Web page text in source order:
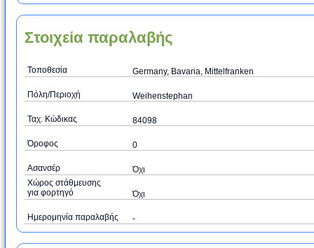
Στοιχεία παραλαβής
Τοποθεσία Germany, Bavaria, Mittelfranken
Πόλη/Περιοχή Weihenstephan
Ταχ. Κώδικας 84098
Όροφος 0
Ασανσέρ
Όχι
Χώρος στάθμευσης
για φορτηγό
Όχι
Ημερομηνία παραλαβής -